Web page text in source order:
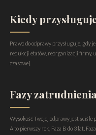
Kiedy
Prawo do odprawy przysługuje, gdy
redukcji etatów, reorganizacji firmy,
czasowej.
Fazy
Wysokość Twojej odprawy jest ściśle
A to pierwszy rok, Faza B do 3 lat,